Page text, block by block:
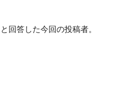
回答した今回の投稿者。